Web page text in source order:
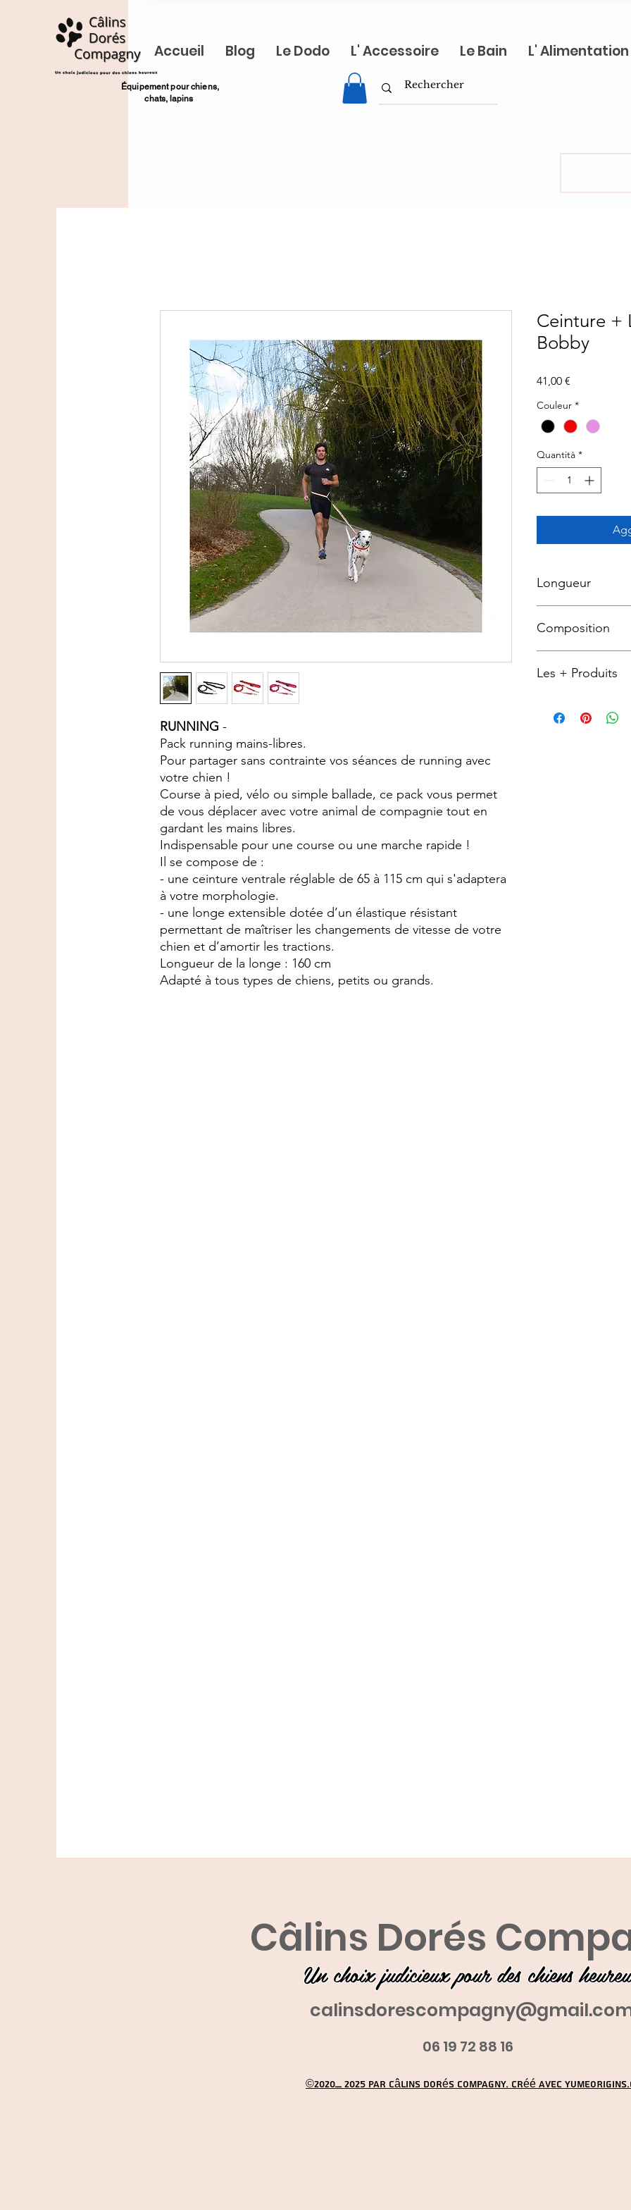
Accueil Blog Le Dodo L' Accessoire Le Bain L' Alimentation
​Équipement pour chiens,
chats, lapins
RUNNING -
Pack running mains-libres.
Pour partager sans contrainte vos séances de running avec
votre chien !
Course à pied, vélo ou simple ballade, ce pack vous permet
de vous déplacer avec votre animal de compagnie tout en
gardant les mains libres.
Indispensable pour une course ou une marche rapide !
Il se compose de :
- une ceinture ventrale réglable de 65 à 115 cm qui s'adaptera
à votre morphologie.
- une longe extensible dotée d’un élastique résistant
permettant de maîtriser les changements de vitesse de votre
chien et d’amortir les tractions.
Longueur de la longe : 160 cm
Adapté à tous types de chiens, petits ou grands.
Ceinture +
Bobby
41,00 €
Couleur *
Quantità *
Longueur
Composition
Les + Produits
nuit
Câlins Dorés
Un choix judicieux pour des chiens
06 19 72 88 16
©2020_ 2025 par Câlins Dorés Compagny. Créé avec